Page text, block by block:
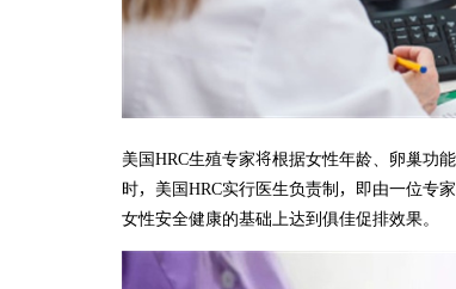
美国HRC生殖专家将根据女性年龄、卵巢功
时，美国HRC实行医生负责制，即由一位专
女性安全健康的基础上达到俱佳促排效果。